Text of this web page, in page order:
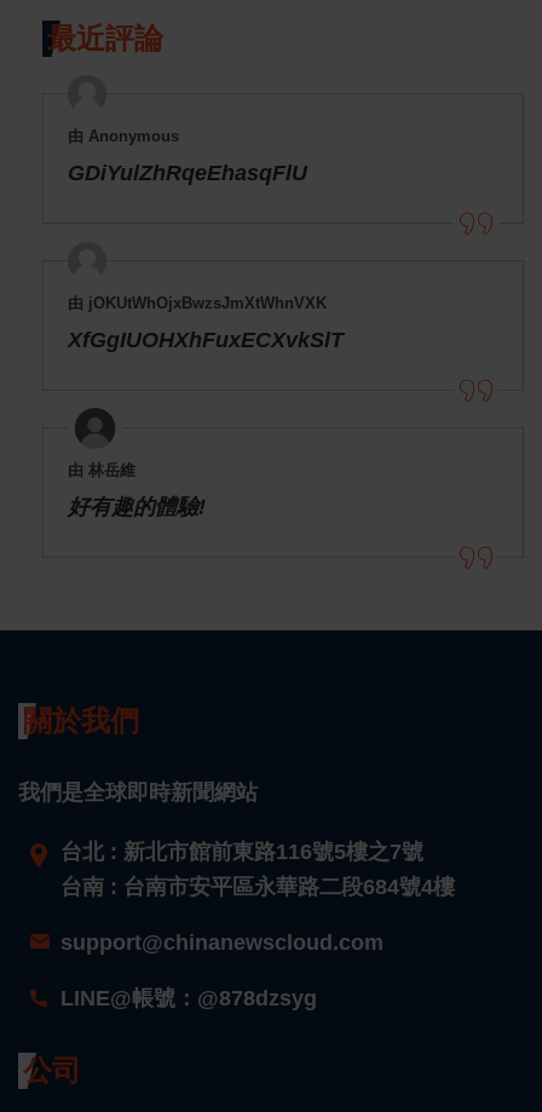
最近評論
由 Anonymous
GDiYulZhRqeEhasqFlU
由 jOKUtWhOjxBwzsJmXtWhnVXK
XfGgIUOHXhFuxECXvkSlT
由 林岳維
好有趣的體驗!
關於我們
我們是全球即時新聞網站
台北 : 新北市館前東路116號5樓之7號
台南 : 台南市安平區永華路二段684號4樓
support@chinanewscloud.com
LINE@帳號：@878dzsyg
公司